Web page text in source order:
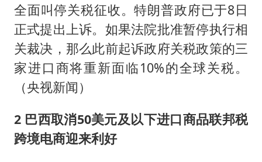
全面叫停关税征收。特朗普政府已于8日
正式提出上诉。如果法院批准暂停执行相
关裁决，那么此前起诉政府关税政策的三
家进口商将重新面临10%的全球关税。
（央视新闻）
2 巴西取消50美元及以下进口商品联邦税
跨境电商迎来利好